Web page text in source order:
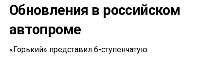
Обновления в российском
автопроме
«Горький» представил 6-ступенчатую